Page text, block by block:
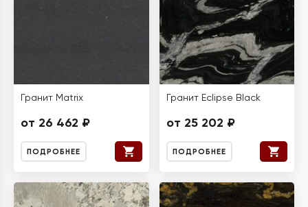
Гранит Matrix
от 26 462 ₽
ПОДРОБНЕЕ
Гранит Eclipse Black
от 25 202 ₽
ПОДРОБНЕЕ